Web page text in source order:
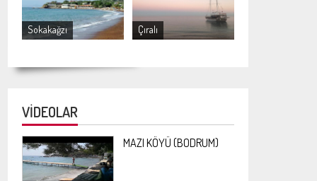
Sokakağzı Çıralı
VİDEOLAR
MAZI KÖYÜ (BODRUM)